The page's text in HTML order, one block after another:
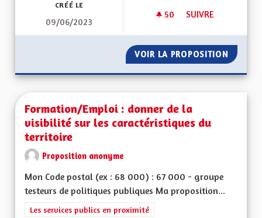
CRÉÉ LE
09/06/2023
50 50 ABONNÉS
SUIVRE
VOIR LA PROPOSITION FOUR
Formation/Emploi : donner de la
visibilité sur les caractéristiques du
territoire
Proposition anonyme
Mon Code postal (ex : 68 000) : 67 000 - groupe
testeurs de politiques publiques Ma proposition...
Filtrer les résultats de la catégorie : Les services publics en
Les services publics en proximité